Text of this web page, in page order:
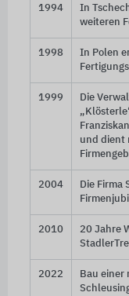
1994
In
weiteren
1998
In Polen
1999
Die
und dient
2004
Die Firma
2010
20 Jahre
2022
Bau einer